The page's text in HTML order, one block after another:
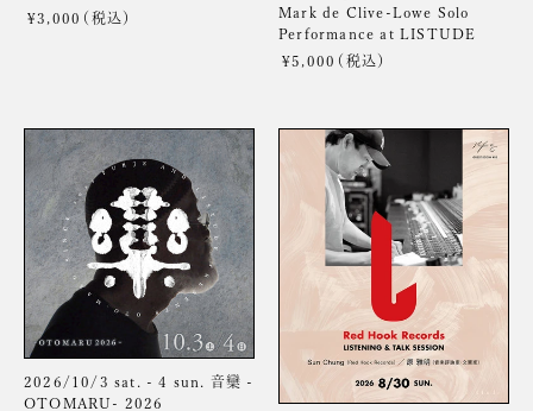
通
¥3,000
Mark de Clive-Lowe Solo
Performance at LISTUDE
通
¥5,000
2026/10/3
sat.
-
4
sun.
音
欒
-
OTOMARU-
2026
2026/10/3 sat. - 4 sun. 音欒 -
OTOMARU- 2026
2026/8/30
14℃
Guest
Room
|
Red
Hook
Records
LISTENING
&